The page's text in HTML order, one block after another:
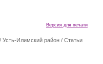
Версия для печати
/ Усть-Илимский район / Статьи